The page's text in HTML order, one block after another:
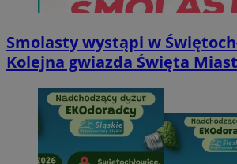
Smolasty wystąpi w
Kolejna gwiazda Święta